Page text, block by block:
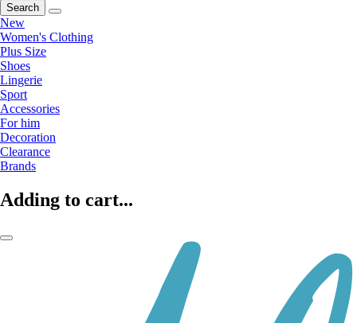
Search
New
Women's Clothing
Plus Size
Shoes
Lingerie
Sport
Accessories
For him
Decoration
Clearance
Brands
Adding to cart...